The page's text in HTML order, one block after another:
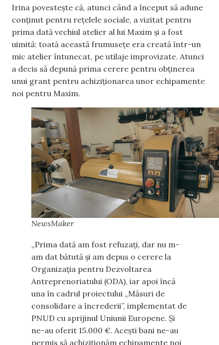
Irina povestește că, atunci când a început să adune
conținut pentru rețelele sociale, a vizitat pentru
prima dată vechiul atelier al lui Maxim și a fost
uimită: toată această frumusețe era creată într-un
mic atelier întunecat, pe utilaje improvizate. Atunci
a decis să depună prima cerere pentru obținerea
unui grant pentru achiziționarea unor echipamente
noi pentru Maxim.
NewsMaker
„Prima dată am fost refuzați, dar nu m-
am dat bătută și am depus o cerere la
Organizația pentru Dezvoltarea
Antreprenoriatului (ODA), iar apoi încă
una în cadrul proiectului „Măsuri de
consolidare a încrederii”, implementat de
PNUD cu sprijinul Uniunii Europene. Și
ne-au oferit 15.000 €. Acești bani ne-au
permis să achiziționăm echipamente noi